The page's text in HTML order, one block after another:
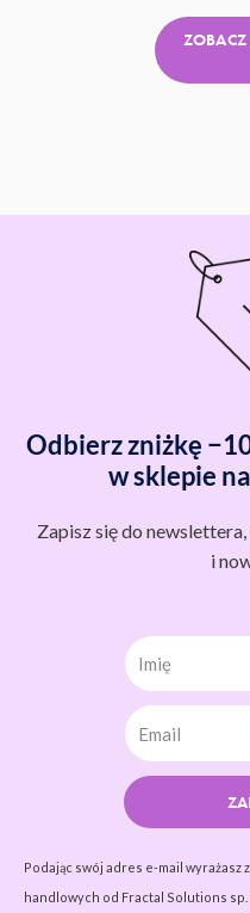
ZOBACZ
Odbierz zniżkę
w sklepie
Zapisz się do
i
Imię
Podając swój adres e-mail
handlowych od Fractal Solutions sp.